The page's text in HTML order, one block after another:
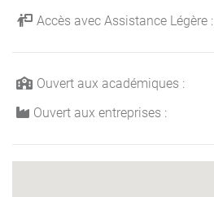
Accès avec Assistance Légère :
Ouvert aux académiques :
Ouvert aux entreprises :